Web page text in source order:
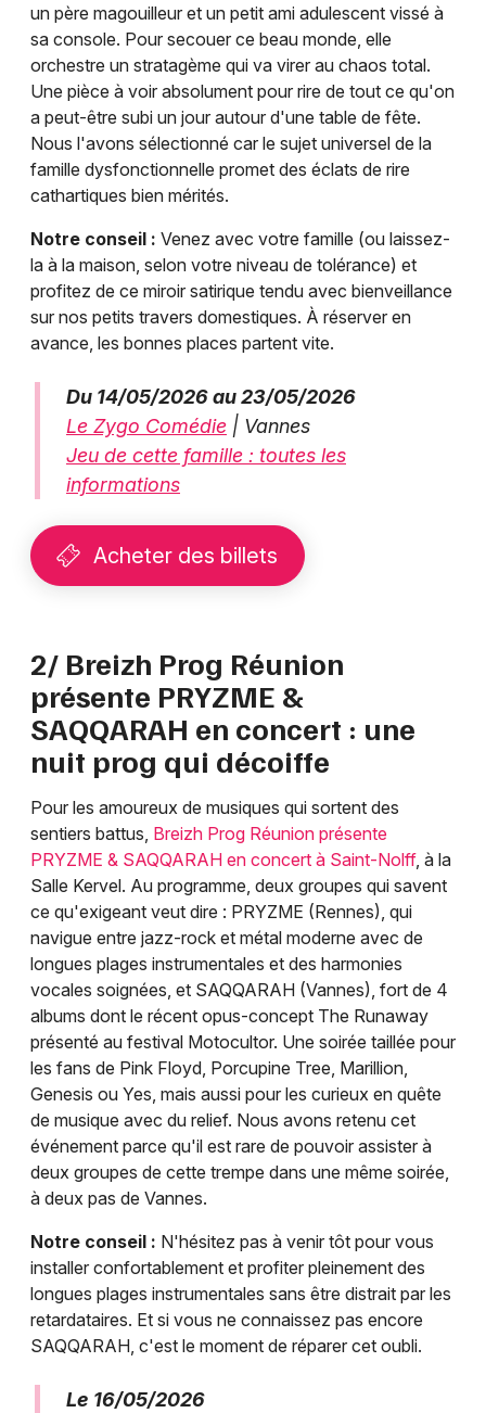
un père magouilleur et un petit ami adulescent vissé à
sa console. Pour secouer ce beau monde, elle
orchestre un stratagème qui va virer au chaos total.
Une pièce à voir absolument pour rire de tout ce qu'on
a peut-être subi un jour autour d'une table de fête.
Nous l'avons sélectionné car le sujet universel de la
famille dysfonctionnelle promet des éclats de rire
cathartiques bien mérités.
Notre conseil : Venez avec votre famille (ou laissez-
la à la maison, selon votre niveau de tolérance) et
profitez de ce miroir satirique tendu avec bienveillance
sur nos petits travers domestiques. À réserver en
avance, les bonnes places partent vite.
Du 14/05/2026 au 23/05/2026
Le Zygo Comédie | Vannes
Jeu de cette famille : toutes les
informations
Acheter des billets
2/ Breizh Prog Réunion
présente PRYZME &
SAQQARAH en concert : une
nuit prog qui décoiffe
Pour les amoureux de musiques qui sortent des
sentiers battus, Breizh Prog Réunion présente
PRYZME & SAQQARAH en concert à Saint-Nolff, à la
Salle Kervel. Au programme, deux groupes qui savent
ce qu'exigeant veut dire : PRYZME (Rennes), qui
navigue entre jazz-rock et métal moderne avec de
longues plages instrumentales et des harmonies
vocales soignées, et SAQQARAH (Vannes), fort de 4
albums dont le récent opus-concept The Runaway
présenté au festival Motocultor. Une soirée taillée pour
les fans de Pink Floyd, Porcupine Tree, Marillion,
Genesis ou Yes, mais aussi pour les curieux en quête
de musique avec du relief. Nous avons retenu cet
événement parce qu'il est rare de pouvoir assister à
deux groupes de cette trempe dans une même soirée,
à deux pas de Vannes.
Notre conseil : N'hésitez pas à venir tôt pour vous
installer confortablement et profiter pleinement des
longues plages instrumentales sans être distrait par les
retardataires. Et si vous ne connaissez pas encore
SAQQARAH, c'est le moment de réparer cet oubli.
Le 16/05/2026